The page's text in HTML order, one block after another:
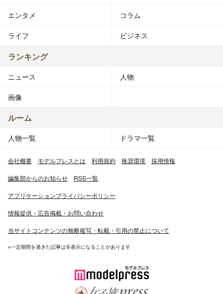
エンタメ コラム
ライフ ビジネス
ランキング
ニュース 人物
画像
ルーム
人物一覧 ドラマ一覧
会社概要 モデルプレスとは 利用規約 推奨環境 採用情報
編集部からのお知らせ RSS一覧
アプリケーションプライバシーポリシー
情報提供・広告掲載・お問い合わせ
当サイトコンテンツの無断複写・転載・引用の禁止について
※一定期間を過ぎた記事は非表示になることがあります